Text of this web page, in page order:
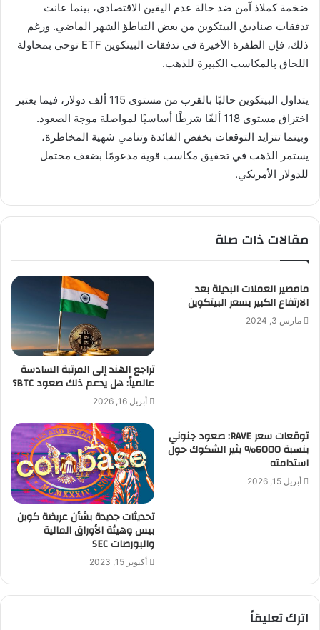
ضخمة كملاذ آمن ضد حالة عدم اليقين الاقتصادي، بينما عانت
تدفقات صناديق البيتكوين من بعض التباطؤ الشهر الماضي. ورغم
ذلك، فإن الطفرة الأخيرة في تدفقات البيتكوين ETF توحي بمحاولة
اللحاق بالمكاسب الكبيرة للذهب.
يتداول البيتكوين حاليًا بالقرب من مستوى 115 ألف دولار، فيما يعتبر
اختراق مستوى 118 ألفًا شرطًا أساسيًا لمواصلة موجة الصعود.
وبينما تتزايد التوقعات بخفض الفائدة وتنامي شهية المخاطرة،
يستمر الذهب في تحقيق مكاسب قوية مدعومًا بضعف محتمل
للدولار الأمريكي.
مقالات ذات صلة
مامصير العملات البديلة بعد
الارتفاع الكبير بسعر البيتكوين
مارس 3, 2024
تراجع الهند إلى المرتبة السادسة
عالمياً: هل يدعم ذلك صعود BTC؟
أبريل 16, 2026
توقعات سعر RAVE: صعود جنوني
بنسبة 6000% يثير الشكوك حول
استدامته
أبريل 15, 2026
تحديثات جديدة بشأن عريضة كوين
بيس وهيئة الأوراق المالية
والبورصات SEC
أكتوبر 15, 2023
اترك تعليقاً